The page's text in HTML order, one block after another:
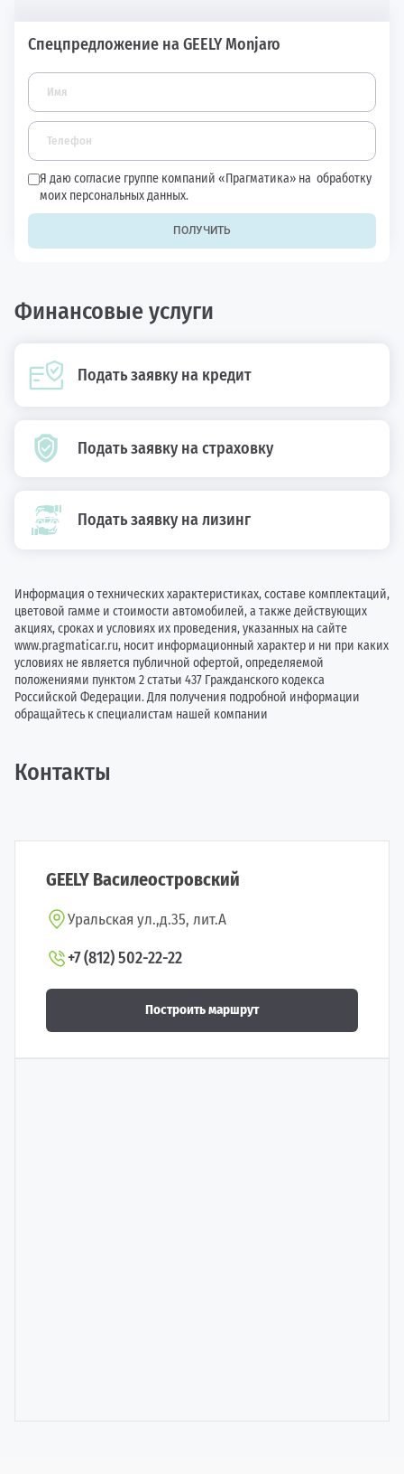
Спецпредложение на GEELY Monjaro
Я даю согласие группе компаний «Прагматика» на обработку
моих персональных данных.
ПОЛУЧИТЬ
Финансовые услуги
Подать заявку на кредит
Подать заявку на страховку
Подать заявку на лизинг
Информация о технических характеристиках, составе комплектаций,
цветовой гамме и стоимости автомобилей, а также действующих
акциях, сроках и условиях их проведения, указанных на сайте
www.pragmaticar.ru, носит информационный характер и ни при каких
условиях не является публичной офертой, определяемой
положениями пунктом 2 статьи 437 Гражданского кодекса
Российской Федерации. Для получения подробной информации
обращайтесь к специалистам нашей компании
Контакты
GEELY Василеостровский
Уральская ул.,д.35, лит.А
+7 (812) 502-22-22
Построить маршрут